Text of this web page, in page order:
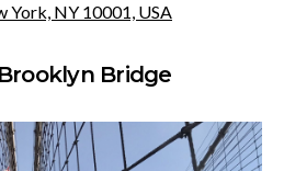
York, NY 10001, USA
Bridge